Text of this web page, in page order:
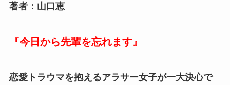
著者：山口恵
『今日から先輩を忘れます』
恋愛トラウマを抱えるアラサー女子が一大決心で